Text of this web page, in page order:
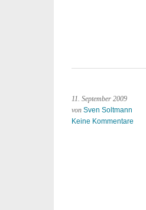
11. September 2009
von Sven Soltmann
Keine Kommentare